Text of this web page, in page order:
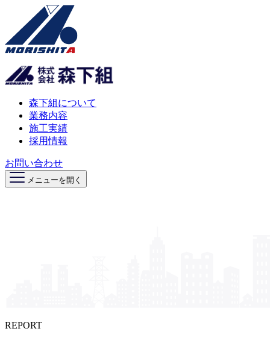
森下組について
業務内容
施工実績
採用情報
お問い合わせ
メニューを開く
REPORT